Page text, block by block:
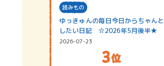
読みもの
ゆっきゅんの毎日今日からちゃんと
したい日記 ☆2026年5月後半★
2026-07-23